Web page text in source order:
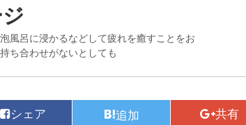
風呂に浸かるなどして疲れを癒すことをお
ち合わせがないとしても